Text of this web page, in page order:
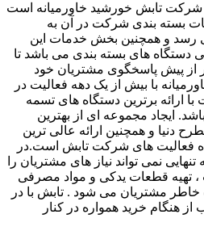
شرکت تابش خورشید خاورمیانه است
بسته بندی شرکت در آن به
رسد و همچنین بخش خدمات این
دستگاه های بسته بندی می باشد تا
پیش پاسخگوی مشتریان خود
با بیش از یک دهه فعالیت در
ارائه برترین دستگاه های تسمه
ایجاد مجموعه ای از بهترین
دنیا و همچنین ارائه عالی ترین
فعالیت های شرکت تابش است.در
نمی تواند نیاز های مشتریان را
، تهیه قطعات یدکی و مواد مصرفی
مشتریان می شود . تابش با در
هنگام خرید همواره در کنار